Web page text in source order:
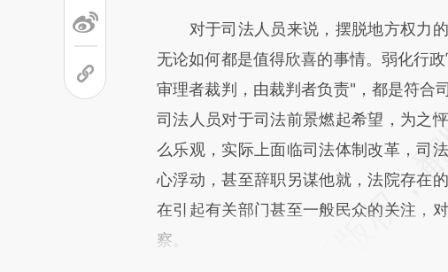
对于司法人员来说，摆脱地方权力的
无论如何都是值得欣喜的事情。弱化行
审理者裁判，由裁判者负责"，都是符合
司法人员对于司法前景燃起希望，为之
么乐观，实际上面临司法体制改革，司
心浮动，甚至辞职另谋他就，法院存在
在引起有关部门甚至一般民众的关注，
察。